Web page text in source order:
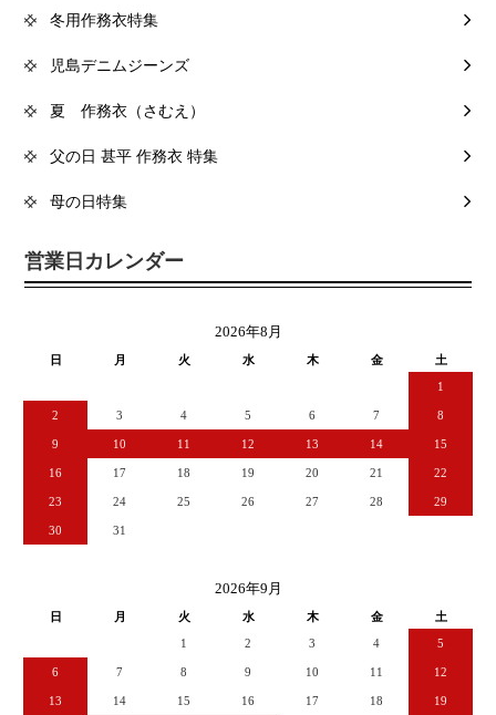
冬用作務衣特集
児島デニムジーンズ
夏 作務衣（さむえ）
父の日 甚平 作務衣 特集
母の日特集
営業日カレンダー
2026年8月
日 月 火 水 木 金
土
1
2 3 4 5 6 7 8
9 10 11 12 13 14 15
16 17 18 19 20 21 22
23 24 25 26 27 28 29
30 31
2026年9月
日 月 火 水 木 金
土
1
2 3 4 5
6 7 8 9 10 11 12
13 14 15 16 17 18 19